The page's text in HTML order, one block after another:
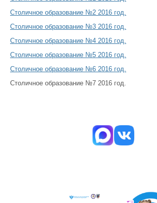
Столичное образование №2 2016 год.
Столичное образование №3 2016 год.
Столичное образование №4 2016 год.
Столичное образование №5 2016 год.
Столичное образование №6 2016 год.
Столичное образование №7 2016 год.